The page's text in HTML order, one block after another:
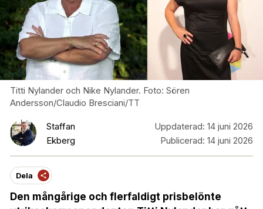
Titti Nylander och Nike Nylander. Foto: Sören
Andersson/Claudio Bresciani/TT
Staffan
Ekberg
Uppdaterad: 14 juni 2026
Publicerad: 14 juni 2026
Dela
Den mångårige och flerfaldigt prisbelönte